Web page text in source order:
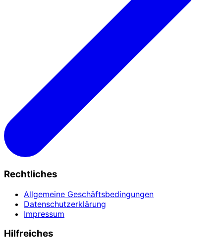
Rechtliches
Allgemeine Geschäftsbedingungen
Datenschutzerklärung
Impressum
Hilfreiches